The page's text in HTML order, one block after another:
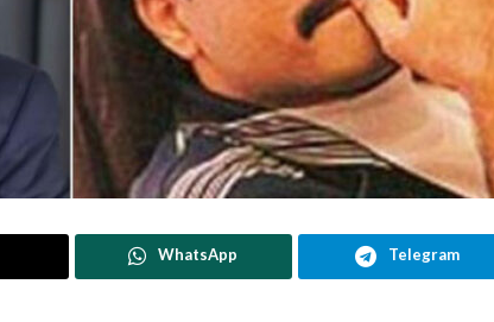
WhatsApp Telegram